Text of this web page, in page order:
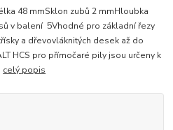
48 mmSklon zubů 2 mmHloubka
v balení 5Vhodné pro základní řezy
a dřevovláknitých desek až do
HCS pro přímočaré pily jsou určeny k
celý popis